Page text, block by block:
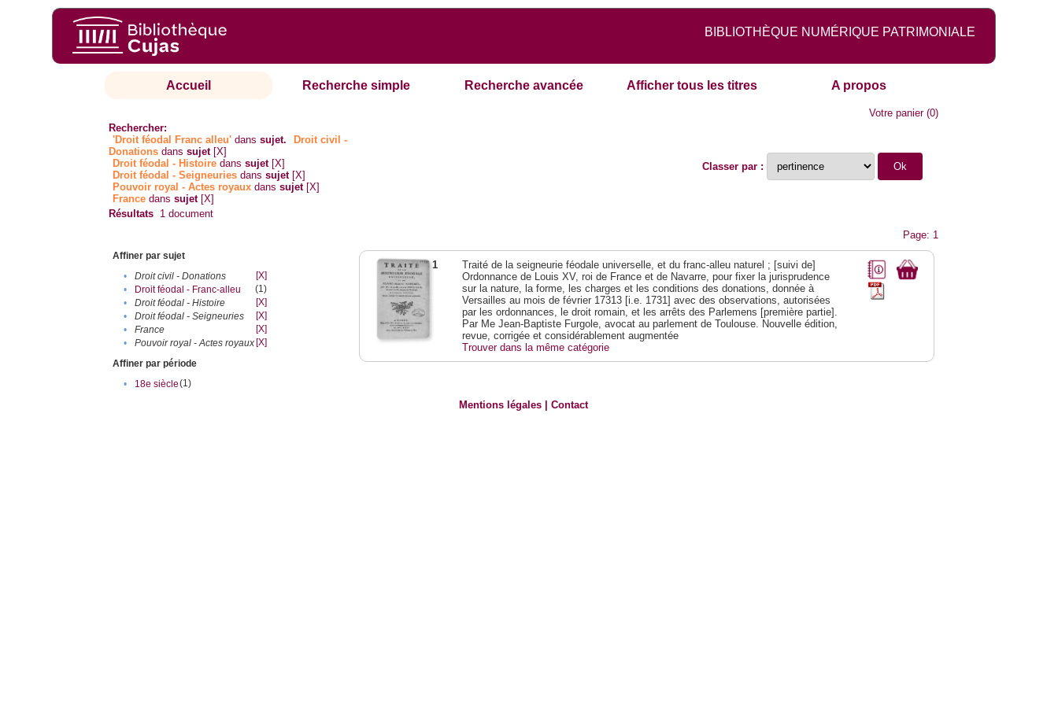
BIBLIOTHÈQUE NUMÉRIQUE PATRIMONIALE
Accueil Recherche simple Recherche avancée Afficher tous les titres A propos
Votre panier(0)
Rechercher:
'Droit féodal Franc alleu' danssujet.
Droit civil -
Donations danssujet [X]
Droit féodal - Histoire danssujet [X]
Droit féodal - Seigneuries danssujet [X]
Pouvoir royal - Actes royaux danssujet [X]
France danssujet [X]
Classer par :
Résultats 1 document
Page: 1
Affiner par sujet
•
Droit civil - Donations
[X]
•
Droit féodal - Franc-alleu‎
(1)
•
Droit féodal - Histoire
[X]
•
Droit féodal - Seigneuries
[X]
•
France
[X]
•
Pouvoir royal - Actes royaux [X]
Affiner par période
•
18e siècle(1)
1
Traité de la seigneurie féodale universelle, et du franc-alleu naturel ; [suivi de]
Ordonnance de Louis XV, roi de France et de Navarre, pour fixer la jurisprudence
sur la nature, la forme, les charges et les conditions des donations, donnée à
Versailles au mois de février 17313 [i.e. 1731] avec des observations, autorisées
par les ordonnances, le droit romain, et les arrêts des Parlemens [première partie].
Par Me Jean-Baptiste Furgole, avocat au parlement de Toulouse. Nouvelle édition,
revue, corrigée et considérablement augmentée
Trouver dans la même catégorie
Mentions légales |Contact